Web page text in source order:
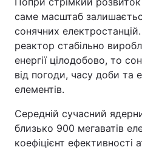
саме масштаб
сонячних
реактор стабільно
енергії цілодобово, то
від погоди, часу доби та
елементів.
Середній сучасний
близько 900 мегаватів
коефіцієнт ефективності